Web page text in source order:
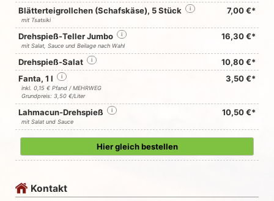
Blätterteigrollchen (Schafskäse), 5 Stück
i 7,00 €*
mit Tsatsiki
Drehspieß-Teller Jumbo i 16,30 €*
mit Salat, Sauce und Beilage nach Wahl
Drehspieß-Salat i
10,80 €*
Fanta, 1 l
i 3,50 €*
inkl. 0,15 € Pfand / MEHRWEG
Grundpreis: 3,50 €/Liter
Lahmacun-Drehspieß i 10,50 €*
mit Salat und Sauce
Hier gleich bestellen
Kontakt